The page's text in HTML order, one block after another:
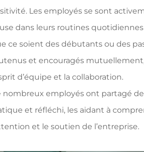
Les employés se sont
dans leurs routines
ce soient des débutants ou des
et encouragés
d’équipe et la collaboration.
nombreux employés ont partagé
et réfléchi, les aidant à
et le soutien de l’entreprise.